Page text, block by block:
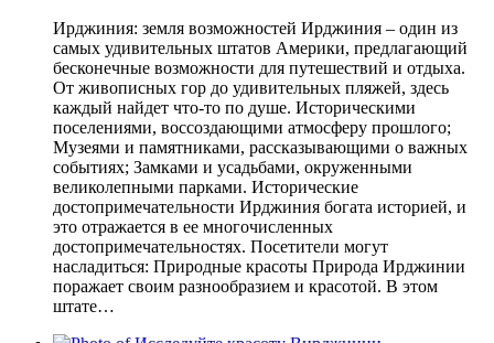
Ирджиния: земля возможностей Ирджиния – один из
самых удивительных штатов Америки, предлагающий
бесконечные возможности для путешествий и отдыха.
От живописных гор до удивительных пляжей, здесь
каждый найдет что-то по душе. Историческими
поселениями, воссоздающими атмосферу прошлого;
Музеями и памятниками, рассказывающими о важных
событиях; Замками и усадьбами, окруженными
великолепными парками. Исторические
достопримечательности Ирджиния богата историей, и
это отражается в ее многочисленных
достопримечательностях. Посетители могут
насладиться: Природные красоты Природа Ирджинии
поражает своим разнообразием и красотой. В этом
штате…